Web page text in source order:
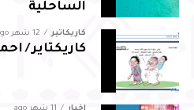
الساحلية
كاريكاتير 12 شهر ago
كاريكتاير /